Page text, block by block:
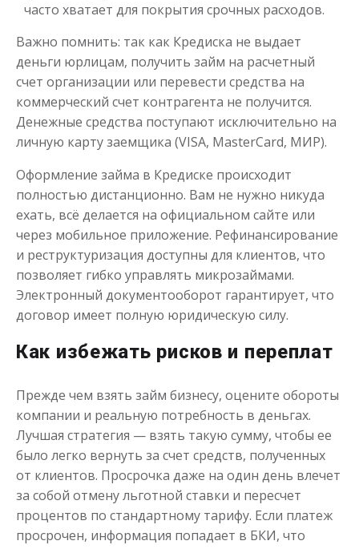
часто хватает для покрытия срочных расходов.
Важно помнить: так как Кредиска не выдает
деньги юрлицам, получить займ на расчетный
счет организации или перевести средства на
коммерческий счет контрагента не получится.
Денежные средства поступают исключительно на
личную карту заемщика (VISA, MasterCard, МИР).
Оформление займа в Кредиске происходит
полностью дистанционно. Вам не нужно никуда
ехать, всё делается на официальном сайте или
через мобильное приложение. Рефинансирование
и реструктуризация доступны для клиентов, что
позволяет гибко управлять микрозаймами.
Электронный документооборот гарантирует, что
договор имеет полную юридическую силу.
Как избежать рисков и переплат
Прежде чем взять займ бизнесу, оцените обороты
компании и реальную потребность в деньгах.
Лучшая стратегия — взять такую сумму, чтобы ее
было легко вернуть за счет средств, полученных
от клиентов. Просрочка даже на один день влечет
за собой отмену льготной ставки и пересчет
процентов по стандартному тарифу. Если платеж
просрочен, информация попадает в БКИ, что